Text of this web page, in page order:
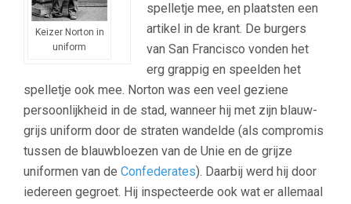
Keizer Norton in
uniform
spelletje mee, en plaatsten een
artikel in de krant. De burgers
van San Francisco vonden het
erg grappig en speelden het
spelletje ook mee. Norton was een veel geziene
persoonlijkheid in de stad, wanneer hij met zijn blauw-
grijs uniform door de straten wandelde (als compromis
tussen de blauwbloezen van de Unie en de grijze
uniformen van de Confederates). Daarbij werd hij door
iedereen gegroet. Hij inspecteerde ook wat er allemaal